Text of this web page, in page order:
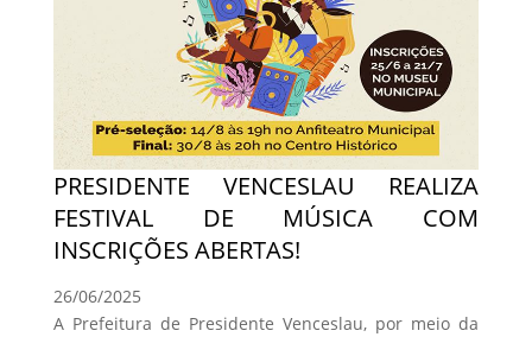
PRESIDENTE VENCESLAU REALIZA
FESTIVAL DE MÚSICA COM
INSCRIÇÕES ABERTAS!
26/06/2025
A Prefeitura de Presidente Venceslau, por meio da